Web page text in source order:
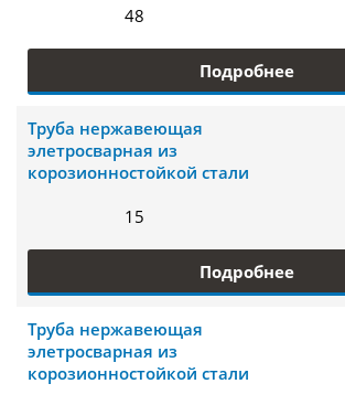
48
Подробнее
Труба нержавеющая
элетросварная из
корозионностойкой стали
15
Подробнее
Труба нержавеющая
элетросварная из
корозионностойкой стали